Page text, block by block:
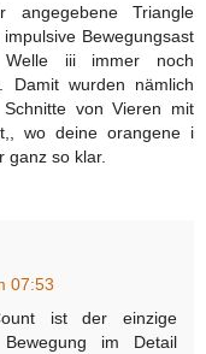
Triangle
Bewegungsast
iii immer noch
Damit wurden nämlich
von Vieren mit
wo deine orangene i
ganz so klar.
07:53
ist der einzige
im Detail